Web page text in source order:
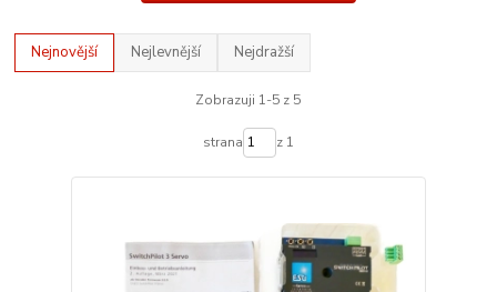
Nejnovější Nejlevnější Nejdražší
Zobrazuji 1-5 z 5
strana z 1